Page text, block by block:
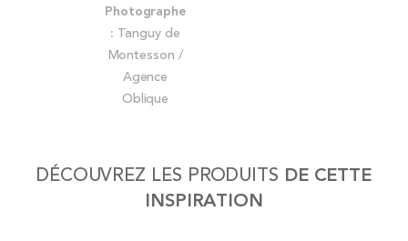
Photographe
: Tanguy de
Montesson /
Agence
Oblique
DÉCOUVREZ LES PRODUITS DE CETTE
INSPIRATION